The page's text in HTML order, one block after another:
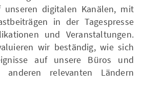
unseren digitalen Kanälen, mit
in der Tagespresse
und Veranstaltungen.
wir beständig, wie sich
auf unsere Büros und
relevanten Ländern